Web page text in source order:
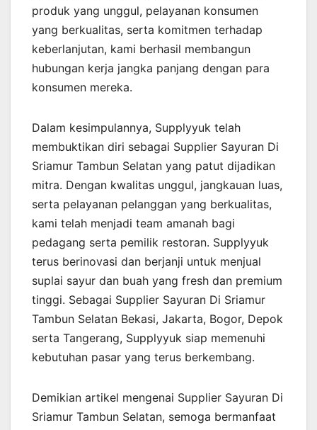
produk yang unggul, pelayanan konsumen
yang berkualitas, serta komitmen terhadap
keberlanjutan, kami berhasil membangun
hubungan kerja jangka panjang dengan para
konsumen mereka.
Dalam kesimpulannya, Supplyyuk telah
membuktikan diri sebagai Supplier Sayuran Di
Sriamur Tambun Selatan yang patut dijadikan
mitra. Dengan kwalitas unggul, jangkauan luas,
serta pelayanan pelanggan yang berkualitas,
kami telah menjadi team amanah bagi
pedagang serta pemilik restoran. Supplyyuk
terus berinovasi dan berjanji untuk menjual
suplai sayur dan buah yang fresh dan premium
tinggi. Sebagai Supplier Sayuran Di Sriamur
Tambun Selatan Bekasi, Jakarta, Bogor, Depok
serta Tangerang, Supplyyuk siap memenuhi
kebutuhan pasar yang terus berkembang.
Demikian artikel mengenai Supplier Sayuran Di
Sriamur Tambun Selatan, semoga bermanfaat